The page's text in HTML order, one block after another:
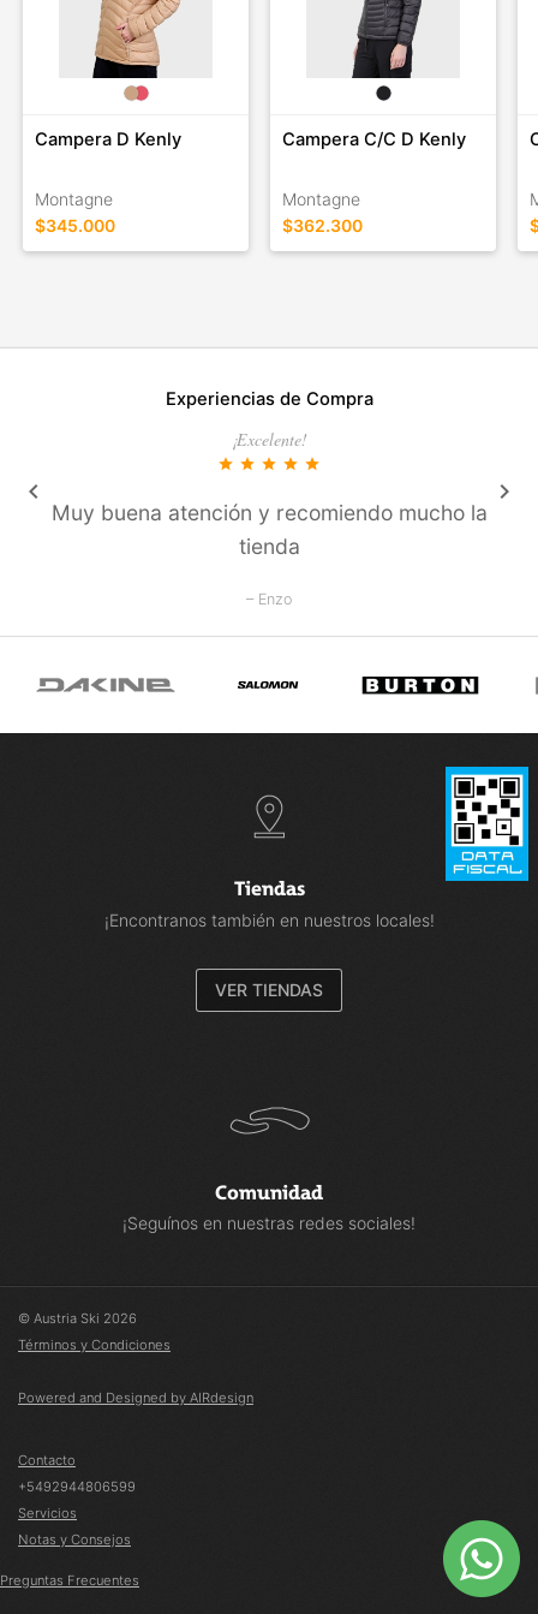
Campera D Kenly
Montagne
$345.000
Campera C/C D Kenly
Montagne
$362.300
Experiencias de Compra
¡Excelente!
star star star star star
Muy buena atención y recomiendo mucho la
tienda
– Enzo
keyboard_arrow_left keyboard_arrow_right
Tiendas
¡Encontranos también en nuestros locales!
VER TIENDAS
Comunidad
¡Seguínos en nuestras redes sociales!
© Austria Ski 2026
Términos y Condiciones
Powered and Designed by AIRdesign
Contacto
+5492944806599
Servicios
Notas y Consejos
Preguntas Frecuentes